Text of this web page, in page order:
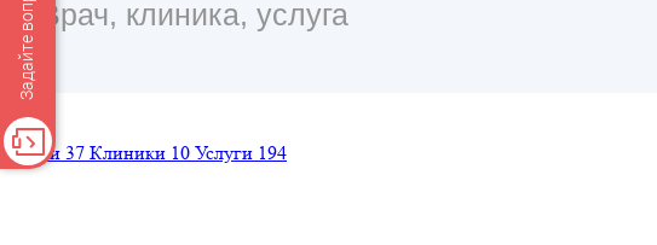
Врачи 37 Клиники 10 Услуги 194